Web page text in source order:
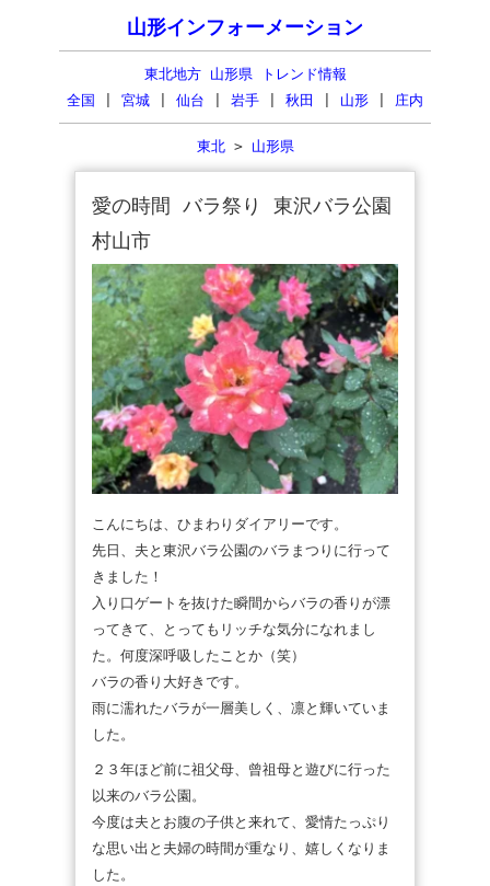
山形インフォーメーション
東北地方 山形県 トレンド情報
全国
宮城 仙台 岩手 秋田 山形 庄内
東北> 山形県
愛の時間 バラ祭り 東沢バラ公園
村山市
こんにちは、ひまわりダイアリーです。
先日、夫と東沢バラ公園のバラまつりに行って
きました！
入り口ゲートを抜けた瞬間からバラの香りが漂
ってきて、とってもリッチな気分になれまし
た。何度深呼吸したことか（笑）
バラの香り大好きです。
雨に濡れたバラが一層美しく、凛と輝いていま
した。
２３年ほど前に祖父母、曾祖母と遊びに行った
以来のバラ公園。
今度は夫とお腹の子供と来れて、愛情たっぷり
な思い出と夫婦の時間が重なり、嬉しくなりま
した。